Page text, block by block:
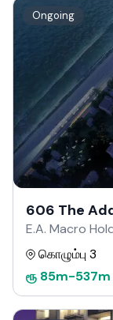
Ongoing
606 The
E.A. Macro
கொழும்பு 3
ரூ 85m-537m